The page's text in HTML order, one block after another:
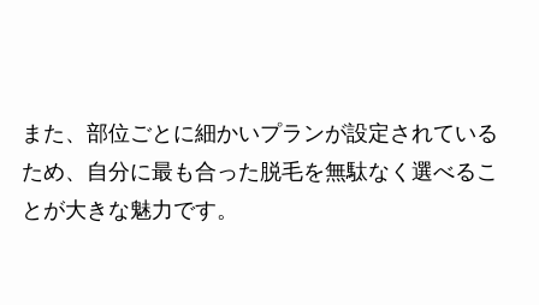
また、部位ごとに細かいプランが設定されている
ため、自分に最も合った脱毛を無駄なく選べるこ
とが大きな魅力です。